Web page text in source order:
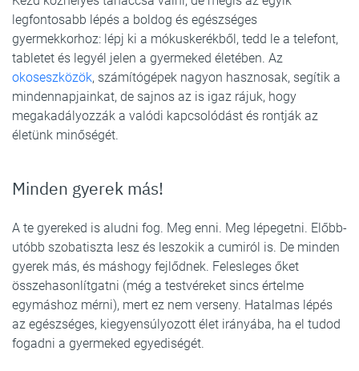
legfontosabb lépés a boldog és egészséges
gyermekkorhoz: lépj ki a mókuskerékből, tedd le a telefont,
tabletet és legyél jelen a gyermeked életében. Az
okoseszközök, számítógépek nagyon hasznosak, segítik a
mindennapjainkat, de sajnos az is igaz rájuk, hogy
megakadályozzák a valódi kapcsolódást és rontják az
életünk minőségét.
Minden gyerek más!
A te gyereked is aludni fog. Meg enni. Meg lépegetni. Előbb-
utóbb szobatiszta lesz és leszokik a cumiról is. De minden
gyerek más, és máshogy fejlődnek. Felesleges őket
összehasonlítgatni (még a testvéreket sincs értelme
egymáshoz mérni), mert ez nem verseny. Hatalmas lépés
az egészséges, kiegyensúlyozott élet irányába, ha el tudod
fogadni a gyermeked egyediségét.